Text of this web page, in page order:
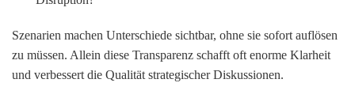
Szenarien machen Unterschiede sichtbar, ohne sie sofort auflösen
zu müssen. Allein diese Transparenz schafft oft enorme Klarheit
und verbessert die Qualität strategischer Diskussionen.